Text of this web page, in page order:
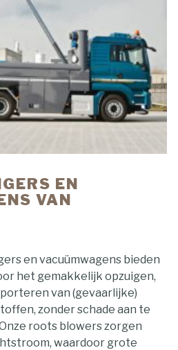
EN
VAN
en vacuümwagens bieden
het gemakkelijk opzuigen,
van (gevaarlijke)
zonder schade aan te
roots blowers zorgen
waardoor grote